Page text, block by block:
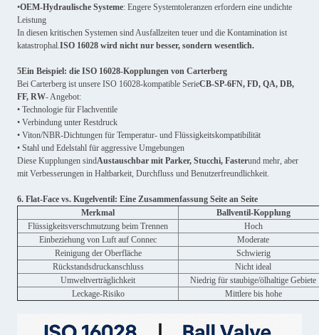
•OEM-Hydraulische Systeme: Engere Systemtoleranzen erfordern eine undichte
Leistung
In diesen kritischen Systemen sind Ausfallzeiten teuer und die Kontamination ist
katastrophal. ISO 16028 wird nicht nur besser, sondern wesentlich.
5Ein Beispiel: die ISO 16028-Kopplungen von Carterberg
Bei Carterberg ist unsere ISO 16028-kompatible SerieCB-SP-6FN, FD, QA, DB,
FF, RW- Angebot:
• Technologie für Flachventile
• Verbindung unter Restdruck
• Viton/NBR-Dichtungen für Temperatur- und Flüssigkeitskompatibilität
• Stahl und Edelstahl für aggressive Umgebungen
Diese Kupplungen sindAustauschbar mit Parker, Stucchi, Fasterund mehr, aber
mit Verbesserungen in Haltbarkeit, Durchfluss und Benutzerfreundlichkeit.
6. Flat-Face vs. Kugelventil: Eine Zusammenfassung Seite an Seite
Merkmal
Ballventil-Kopplung
Flüssigkeitsverschmutzung beim Trennen
Hoch
Einbeziehung von Luft auf Connec
Moderate
Reinigung der Oberfläche
Schwierig
Rückstandsdruckanschluss
Nicht ideal
Umweltverträglichkeit
Niedrig für staubige/ölhaltige Gebiete
Leckage-Risiko
Mittlere bis hohe